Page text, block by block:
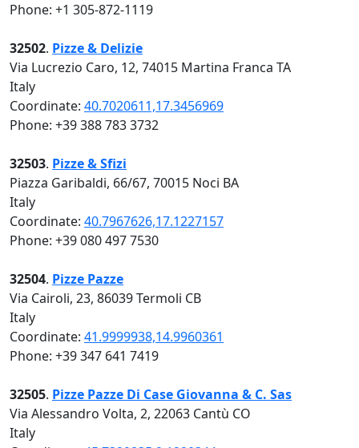
Phone: +1 305-872-1119
32502. Pizze & Delizie
Via Lucrezio Caro, 12, 74015 Martina Franca TA
Italy
Coordinate: 40.7020611,17.3456969
Phone: +39 388 783 3732
32503. Pizze & Sfizi
Piazza Garibaldi, 66/67, 70015 Noci BA
Italy
Coordinate: 40.7967626,17.1227157
Phone: +39 080 497 7530
32504. Pizze Pazze
Via Cairoli, 23, 86039 Termoli CB
Italy
Coordinate: 41.9999938,14.9960361
Phone: +39 347 641 7419
32505. Pizze Pazze Di Case Giovanna & C. Sas
Via Alessandro Volta, 2, 22063 Cantù CO
Italy